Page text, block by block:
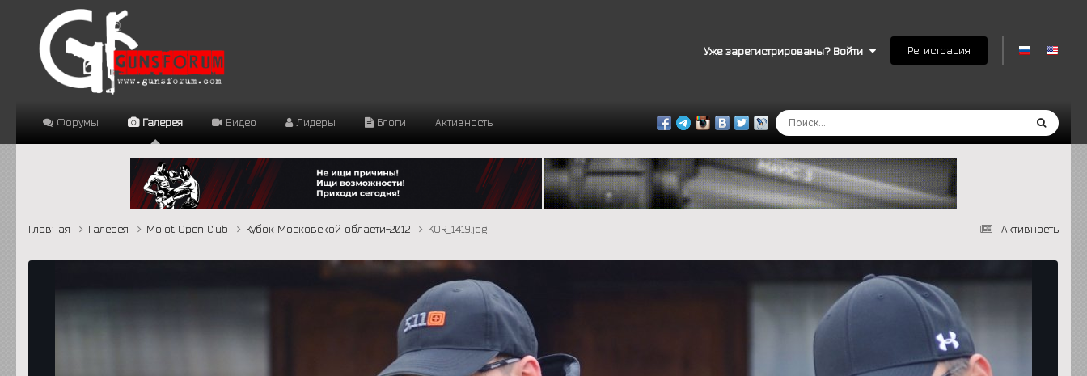
Уже зарегистрированы? Войти Регистрация
Форумы Галерея Видео Лидеры Блоги Активность
Активность
Главная Галерея Molot Open Club Кубок Московской области-2012 KOR_1419.jpg